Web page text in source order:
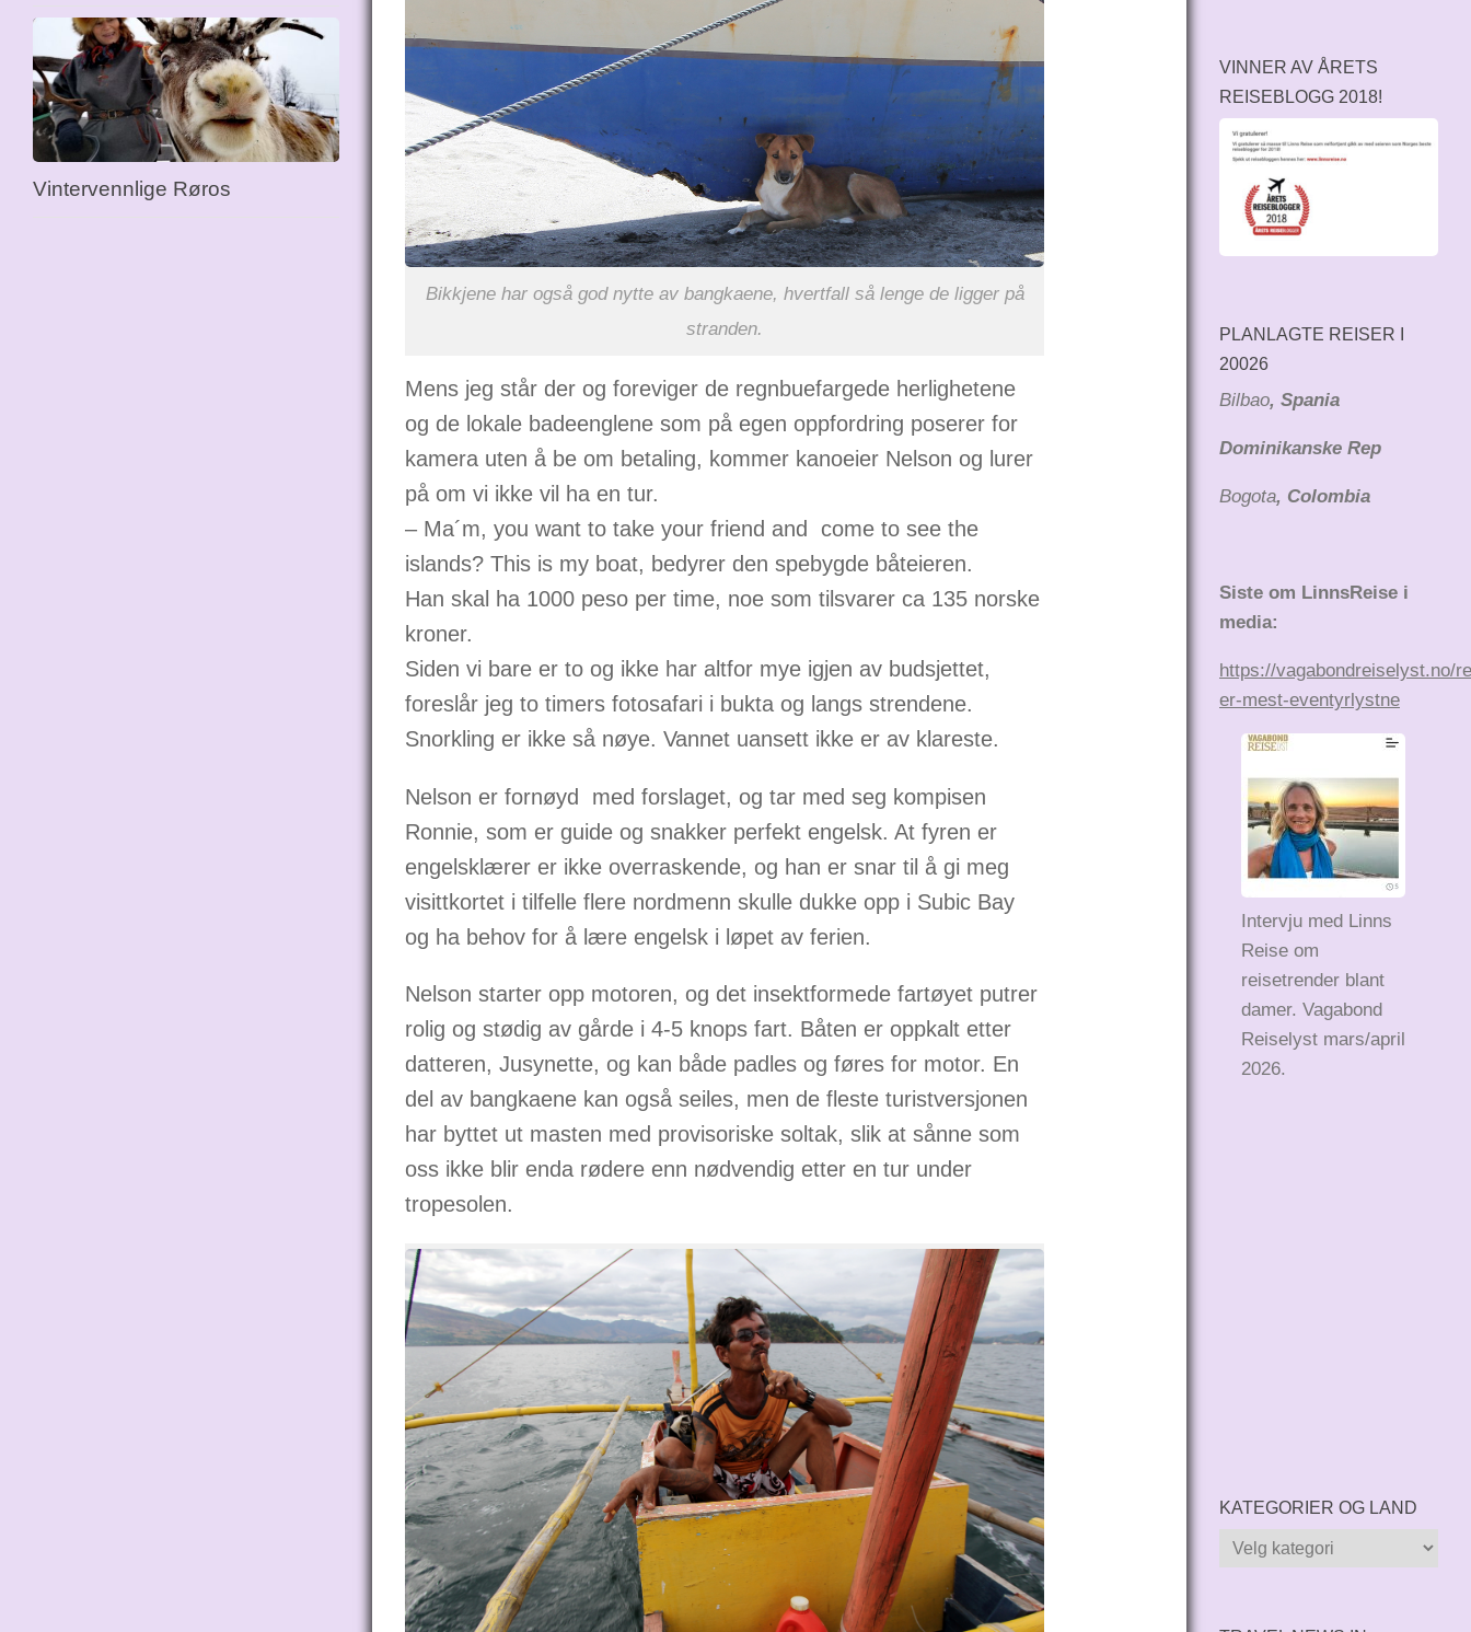
Bikkjene har også god nytte av bangkaene, hvertfall så lenge de ligger på
stranden.
Mens jeg står der og foreviger de regnbuefargede herlighetene
og de lokale badeenglene som på egen oppfordring poserer for
kamera uten å be om betaling, kommer kanoeier Nelson og lurer
på om vi ikke vil ha en tur.
– Ma´m, you want to take your friend and come to see the
islands? This is my boat, bedyrer den spebygde båteieren.
Han skal ha 1000 peso per time, noe som tilsvarer ca 135 norske
kroner.
Siden vi bare er to og ikke har altfor mye igjen av budsjettet,
foreslår jeg to timers fotosafari i bukta og langs strendene.
Snorkling er ikke så nøye. Vannet uansett ikke er av klareste.
Nelson er fornøyd med forslaget, og tar med seg kompisen
Ronnie, som er guide og snakker perfekt engelsk. At fyren er
engelsklærer er ikke overraskende, og han er snar til å gi meg
visittkortet i tilfelle flere nordmenn skulle dukke opp i Subic Bay
og ha behov for å lære engelsk i løpet av ferien.
Nelson starter opp motoren, og det insektformede fartøyet putrer
rolig og stødig av gårde i 4-5 knops fart. Båten er oppkalt etter
datteren, Jusynette, og kan både padles og føres for motor. En
del av bangkaene kan også seiles, men de fleste turistversjonen
har byttet ut masten med provisoriske soltak, slik at sånne som
oss ikke blir enda rødere enn nødvendig etter en tur under
tropesolen.
Vintervennlige Røros
VINNER AV ÅRETS
REISEBLOGG 2018!
PLANLAGTE REISER I
20026
Bilbao, Spania
Dominikanske Rep
Bogota, Colombia
Siste om LinnsReise i
media:
https://vagabondreiselyst.no/
er-mest-eventyrlystne
Intervju med Linns
Reise om
reisetrender blant
damer. Vagabond
Reiselyst mars/april
2026.
KATEGORIER OG LAND
Kategorier